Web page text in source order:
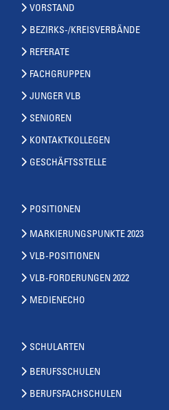
VORSTAND
BEZIRKS-/KREISVERBÄNDE
REFERATE
FACHGRUPPEN
JUNGER VLB
SENIOREN
KONTAKTKOLLEGEN
GESCHÄFTSSTELLE
POSITIONEN
MARKIERUNGSPUNKTE 2023
VLB-POSITIONEN
VLB-FORDERUNGEN 2022
MEDIENECHO
SCHULARTEN
BERUFSSCHULEN
BERUFSFACHSCHULEN